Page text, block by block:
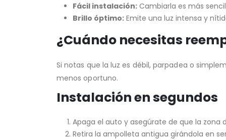
Fácil instalación: Cambiarla es más
Brillo óptimo: Emite una luz intensa y
¿Cuándo necesitas
Si notas que la luz es débil, parpadea o
menos oportuno.
Instalación en segundos
Apaga el auto y asegúrate de que la zona
Retira la ampolleta antigua girándola en